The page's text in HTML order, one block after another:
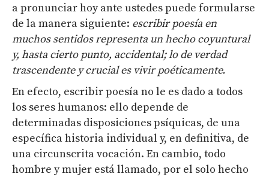
a pronunciar hoy ante ustedes puede formularse
de la manera siguiente: escribir poesía en
muchos sentidos representa un hecho coyuntural
y, hasta cierto punto, accidental; lo de verdad
trascendente y crucial es vivir poéticamente.
En efecto, escribir poesía no le es dado a todos
los seres humanos: ello depende de
determinadas disposiciones psíquicas, de una
específica historia individual y, en definitiva, de
una circunscrita vocación. En cambio, todo
hombre y mujer está llamado, por el solo hecho